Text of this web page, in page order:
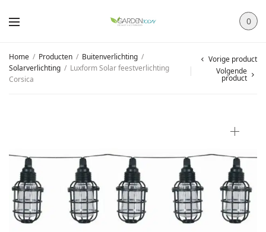
0
Home / Producten / Buitenverlichting /
Solarverlichting / Luxform Solar feestverlichting
Corsica
Vorige product
Volgende
product